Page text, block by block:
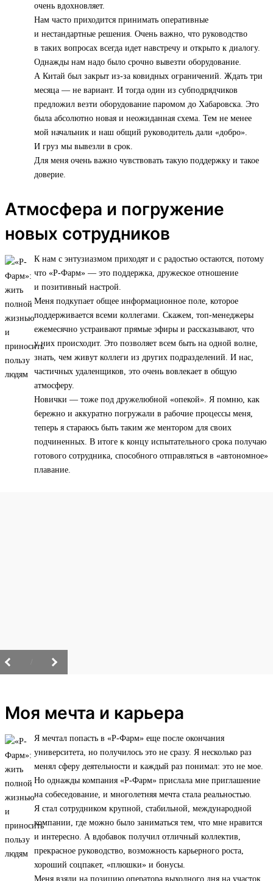
очень вдохновляет.
Нам часто приходится принимать оперативные
и нестандартные решения. Очень важно, что руководство
в таких вопросах всегда идет навстречу и открыто к диалогу.
Однажды нам надо было срочно вывезти оборудование.
А Китай был закрыт из-за ковидных ограничений. Ждать три
месяца — не вариант. И тогда один из субподрядчиков
предложил везти оборудование паромом до Хабаровска. Это
была абсолютно новая и неожиданная схема. Тем не менее
мой начальник и наш общий руководитель дали «добро».
И груз мы вывезли в срок.
Для меня очень важно чувствовать такую поддержку и такое
доверие.
Атмосфера и погружение
новых сотрудников
К нам с энтузиазмом приходят и с радостью остаются, потому
что «Р-Фарм» — это поддержка, дружеское отношение
и позитивный настрой.
Меня подкупает общее информационное поле, которое
поддерживается всеми коллегами. Скажем, топ-менеджеры
ежемесячно устраивают прямые эфиры и рассказывают, что
у них происходит. Это позволяет всем быть на одной волне,
знать, чем живут коллеги из других подразделений. И нас,
частичных удаленщиков, это очень вовлекает в общую
атмосферу.
Новички — тоже под дружелюбной «опекой». Я помню, как
бережно и аккуратно погружали в рабочие процессы меня,
теперь я стараюсь быть таким же ментором для своих
подчиненных. В итоге к концу испытательного срока получаю
готового сотрудника, способного отправляться в «автономное»
плавание.
Моя мечта и карьера
Я мечтал попасть в «Р-Фарм» еще после окончания
университета, но получилось это не сразу. Я несколько раз
менял сферу деятельности и каждый раз понимал: это не мое.
Но однажды компания «Р-Фарм» прислала мне приглашение
на собеседование, и многолетняя мечта стала реальностью.
Я стал сотрудником крупной, стабильной, международной
компании, где можно было заниматься тем, что мне нравится
и интересно. А вдобавок получил отличный коллектив,
прекрасное руководство, возможность карьерного роста,
хороший соцпакет, «плюшки» и бонусы.
Меня взяли на позицию оператора выходного дня на участок